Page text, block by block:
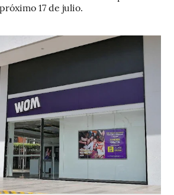
próximo 17 de julio.